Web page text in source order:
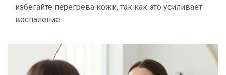
избегайте перегрева кожи, так как это усиливает
воспаление.